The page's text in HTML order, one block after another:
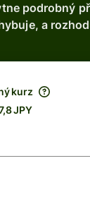
podrobný
a
kurz
JPY